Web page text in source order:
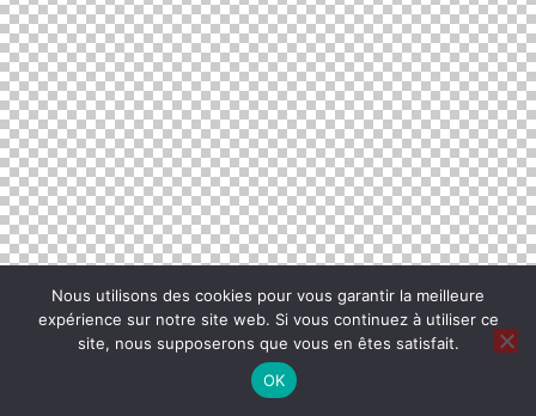
Nous utilisons des cookies pour vous garantir la meilleure
expérience sur notre site web. Si vous continuez à utiliser ce
site, nous supposerons que vous en êtes satisfait.
OK